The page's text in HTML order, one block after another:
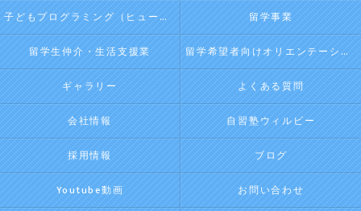
子どもプログラミング（ヒューマンアカデミージュニアプログラム） 留学事業
留学生仲介・生活支援業 留学希望者向けオリエンテーション
ギャラリー よくある質問
会社情報 自習塾ウィルビー
採用情報 ブログ
Youtube動画 お問い合わせ